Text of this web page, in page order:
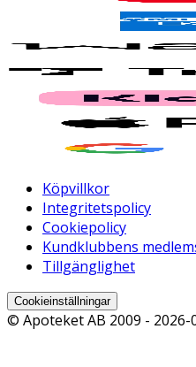
Köpvillkor
Integritetspolicy
Cookiepolicy
Kundklubbens
Tillgänglighet
Cookieinställningar
© Apoteket AB 2009 - 2026-